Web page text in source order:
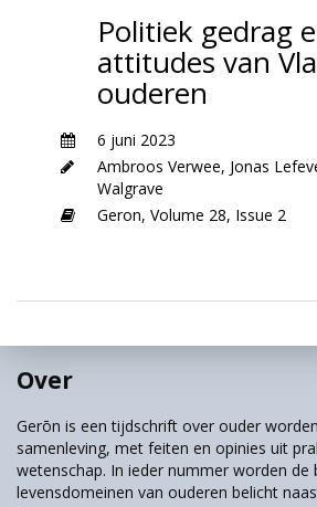
Politiek gedrag
attitudes van
ouderen
6 juni 2023
Ambroos Verwee, Jonas
Walgrave
Geron, Volume 28, Issue 2
Over
Gerōn is een tijdschrift over ouder
samenleving, met feiten en opinies uit
wetenschap. In ieder nummer worden de
levensdomeinen van ouderen belicht